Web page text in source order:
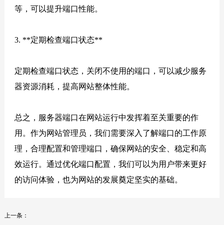
等，可以提升端口性能。
3. **定期检查端口状态**
定期检查端口状态，关闭不使用的端口，可以减少服务
器资源消耗，提高网站整体性能。
总之，服务器端口在网站运行中发挥着至关重要的作
用。作为网站管理员，我们需要深入了解端口的工作原
理，合理配置和管理端口，确保网站的安全、稳定和高
效运行。通过优化端口配置，我们可以为用户带来更好
的访问体验，也为网站的发展奠定坚实的基础。
上一条：